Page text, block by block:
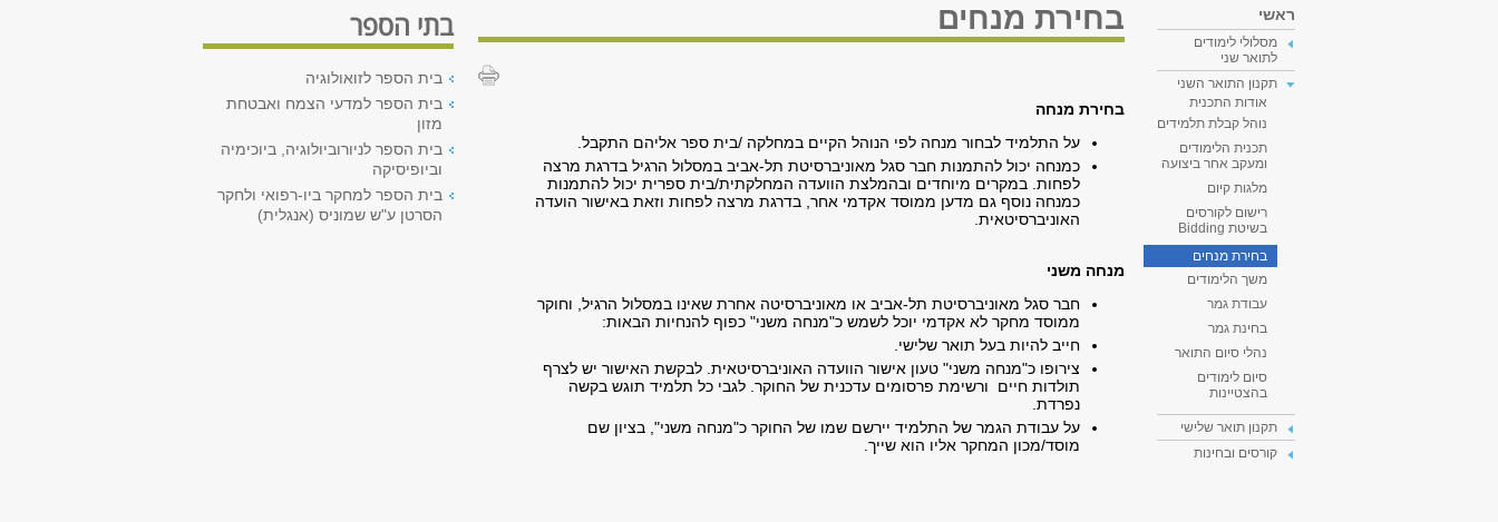
ראשי
מסלולי לימודים
לתואר שני
תקנון התואר השני
אודות התכנית
נוהל קבלת תלמידים
תכנית הלימודים
ומעקב אחר ביצועה
מלגות קיום
רישום לקורסים
בשיטת Bidding
בחירת מנחים
משך הלימודים
עבודת גמר
בחינת גמר
נהלי סיום התואר
סיום לימודים
בהצטיינות
תקנון תואר שלישי
קורסים ובחינות
בחירת מנחים
בחירת מנחה
על התלמיד לבחור מנחה לפי הנוהל הקיים במחלקה /בית ספר אליהם התקבל.
כמנחה יכול להתמנות חבר סגל מאוניברסיטת תל-אביב במסלול הרגיל בדרגת מרצה
לפחות. במקרים מיוחדים ובהמלצת הוועדה המחלקתית/בית ספרית יכול להתמנות
כמנחה נוסף גם מדען ממוסד אקדמי אחר, בדרגת מרצה לפחות וזאת באישור הועדה
האוניברסיטאית.
מנחה משני
חבר סגל מאוניברסיטת תל-אביב או מאוניברסיטה אחרת שאינו במסלול הרגיל, וחוקר
ממוסד מחקר לא אקדמי יוכל לשמש כ"מנחה משני" כפוף להנחיות הבאות:
חייב להיות בעל תואר שלישי.
צירופו כ"מנחה משני" טעון אישור הוועדה האוניברסיטאית. לבקשת האישור יש לצרף
תולדות חיים ורשימת פרסומים עדכנית של החוקר. לגבי כל תלמיד תוגש בקשה
נפרדת.
על עבודת הגמר של התלמיד יירשם שמו של החוקר כ"מנחה משני", בציון שם
מוסד/מכון המחקר אליו הוא שייך.
בתי הספר
בית הספר לזואולוגיה
בית הספר למדעי הצמח ואבטחת
מזון
בית הספר לניורוביולוגיה, ביוכימיה
וביופיסיקה
בית הספר למחקר ביו-רפואי ולחקר
הסרטן ע"ש שמוניס (אנגלית)